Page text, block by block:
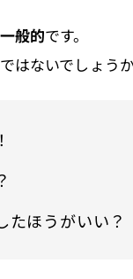
般的です。
はないでしょう
たほうがいい？